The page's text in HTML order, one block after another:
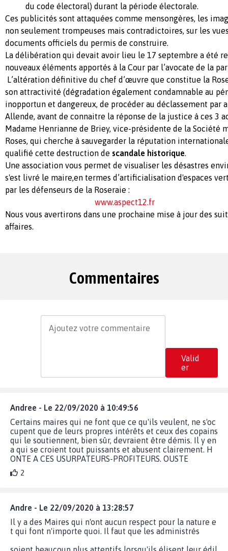
du code électoral) durant la période électorale.
Ces publicités sont attaquées comme mensongères, les
non seulement trompeuses mais contradictoires, sur les
documents officiels du permis de construire.
La délibération qui devait avoir lieu le 17 septembre a été
nouveaux éléments apportés à la Cour par l’avocate de la
L’altération définitive du chef d’œuvre que constitue la
son attractivité (dégradation également condamnable au
inopportun et dangereux, de procéder au déclassement par
Allende, avant de connaitre la réponse de la justice à ces 3
Madame Henrianne de Briey, vice-présidente de la Société
Roses, qui cherche à sauvegarder la réputation
qualifié cette destruction de scandale historique.
Une association vous permet de visualiser les désastres
s'est livré le maire,en termes d’artificialisation d'espaces
par les défenseurs de la Roseraie :
www.aspect12.fr
Nous vous avertirons dans une prochaine mise à jour des
affaires.
Commentaires
Valid
er
Andree - Le 22/09/2020 à 10:49:56
Certains maires qui ne font que ce qu'ils veulent, ne s'oc
cupent que de leurs propres intérêts et ceux des copains
qui le soutiennent, bien sûr, devraient être démis. Il y en
a qui se croient tout puissants et abusent clairement. H
ONTE A CES USURPATEURS-PROFITEURS. OUSTE
2
Andre - Le 22/09/2020 à 13:28:57
Il y a des Maires qui n'ont aucun respect pour la nature e
t qui font n'importe quoi. Il faut que les administrés